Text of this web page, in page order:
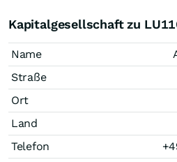
Kapitalgesellschaft zu
Name
Straße
Ort
Land
Telefon